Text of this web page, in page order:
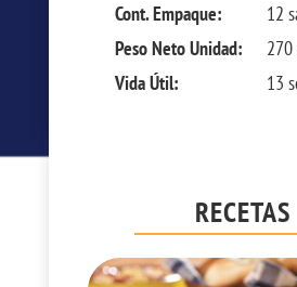
Cont. Empaque:
12
Peso Neto Unidad:
Vida Útil:
13
RECETAS